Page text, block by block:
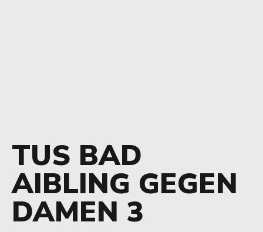
TUS BAD
AIBLING GEGEN
DAMEN 3